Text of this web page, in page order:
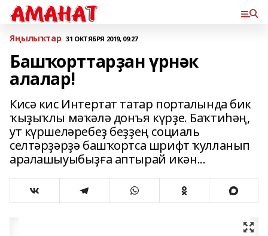
Яңылыҡтар 31 ОКТЯБРЯ 2019, 09:27
Башҡорттарҙан үрнәк
алалар!
Кисә кис Интертат татар порталында бик
ҡыҙыҡлы мәҡәлә донъя күрҙе. Баҡтиһәң,
ут күршеләребеҙ беҙҙең социаль
селтәрҙәрҙә башҡортса шрифт ҡулланып
аралашыуыбыҙға аптырай икән...